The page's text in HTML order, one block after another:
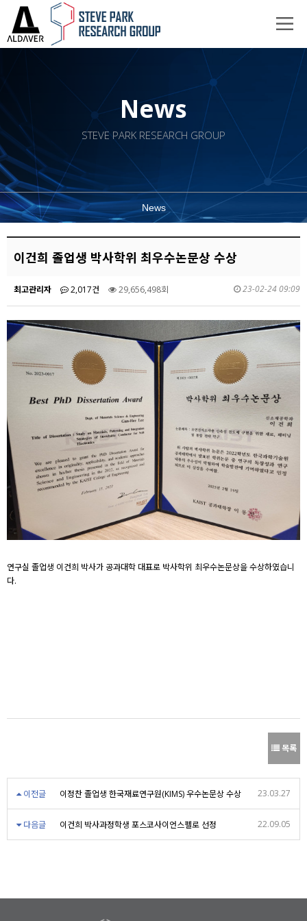
News
STEVE PARK RESEARCH GROUP
News
이건희 졸업생 박사학위 최우수논문상 수상
최고관리자 2,017건 29,656,498회 23-02-24 09:09
연구실 졸업생 이건희 박사가 공과대학 대표로 박사학위 최우수논문상을 수상하였습니
다.
목록
이전글 이정찬 졸업생 한국재료연구원(KIMS) 우수논문상 수상 23.03.27
다음글 이건희 박사과정학생 포스코사이언스펠로 선정 22.09.05